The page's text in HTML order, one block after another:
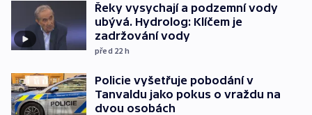
Řeky vysychají a podzemní vody
ubývá. Hydrolog: Klíčem je
zadržování vody
před 22 h
Policie vyšetřuje pobodání v
Tanvaldu jako pokus o vraždu na
dvou osobách